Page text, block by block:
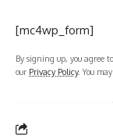
[mc4wp_form]
By signing up, you agree
our Privacy Policy. You